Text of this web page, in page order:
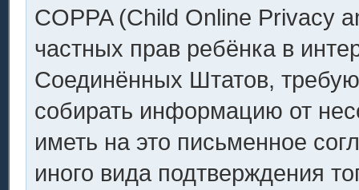
COPPA (Child Online Privacy
частных прав ребёнка в
Соединённых Штатов,
собирать информацию от
иметь на это письменное
иного вида подтверждения